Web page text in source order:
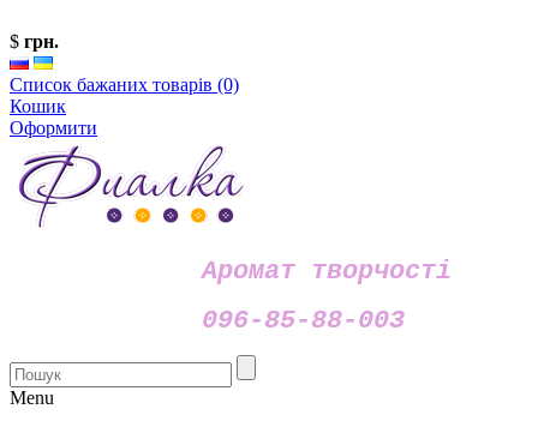
$ грн.
Список бажаних товарів (0)
Кошик
Оформити
Аромат творчості
096-85-88-003
Menu